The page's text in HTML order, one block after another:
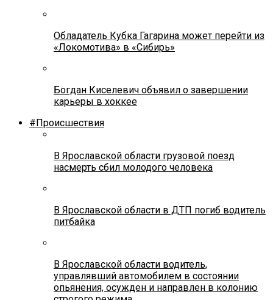
Обладатель Кубка Гагарина может перейти из
«Локомотива» в «Сибирь»
Богдан Киселевич объявил о завершении
карьеры в хоккее
#Происшествия
В Ярославской области грузовой поезд
насмерть сбил молодого человека
В Ярославской области в ДТП погиб водитель
питбайка
В Ярославской области водитель,
управлявший автомобилем в состоянии
опьянения, осужден и направлен в колонию